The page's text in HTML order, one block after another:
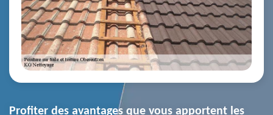
Profiter des avantages que vous apportent les